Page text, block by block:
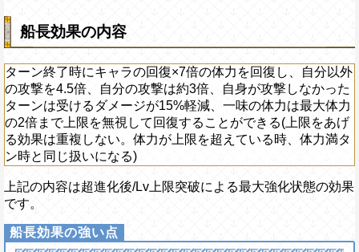
Lv5
敵全体の攻撃を1ターン遅延させ、[
てのスロットを虹スロットに変換
スロットによる攻撃の倍率を2.25
かっている回復ダウン・回復無効
復し、キャラの回復×150倍の体力
海賊祭耐性：行動封じを回復、知
メージを30%軽減する
船長効果の内容
ターン終了時にキャラの回復×7倍の体力を回復し、自分以外
の攻撃を4.5倍、自分の攻撃は約3倍、自身が攻撃しなかった
ターンは受けるダメージが15%軽減、一味の体力は最大体力
の2倍まで上限を無視して回復することができる(上限をあげ
る効果は重複しない。体力が上限を超えている時、体力満タ
ン時と同じ扱いになる)
上記の内容は超進化後/Lv上限突破による最大強化状態の効果
です。